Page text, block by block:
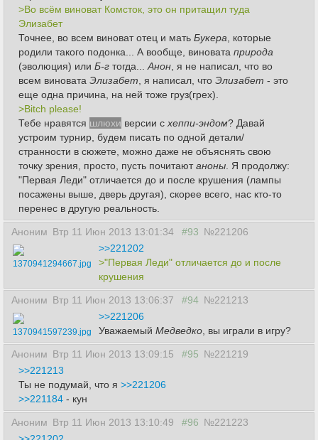
>Во всём виноват Комсток, это он притащил туда
Элизабет
Точнее, во всем виноват отец и мать Букера , которые
родили такого подонка... А вообще, виновата природа
(эволюция) или Б-г тогда... Анон , я не написал, что во
всем виновата Элизабет , я написал, что Элизабет - это
еще одна причина , на ней тоже груз(грех).
>Bitch please!
Тебе нравятся шлюхи версии с хеппи-эндом? Давай
устроим турнир, будем писать по одной детали/
странности в сюжете, можно даже не объяснять свою
точку зрения, просто, пусть почитаютаноны . Я продолжу:
"Первая Леди" отличается до и после крушения (лампы
посажены выше, дверь другая), скорее всего, нас кто-то
перенес в другую реальность.
Аноним Втр 11 Июн 2013 13:01:34 #93 №221206
1370941294667.jpg
>>221202
>"Первая Леди" отличается до и после
крушения
Аноним Втр 11 Июн 2013 13:06:37 #94 №221213
1370941597239.jpg
>>221206
Уважаемый Медведко , вы играли в игру?
Аноним Втр 11 Июн 2013 13:09:15 #95 №221219
>>221213
Ты не подумай, что я >>221206
>>221184 - кун
Аноним Втр 11 Июн 2013 13:10:49 #96 №221223